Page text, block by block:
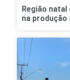
Região natal
na produção